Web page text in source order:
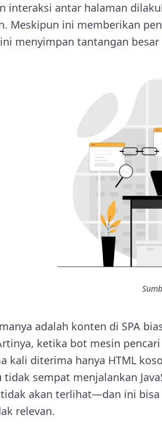
interaksi antar halaman
Meskipun ini memberikan
menyimpan tantangan
adalah konten di SPA
ketika bot mesin
kali diterima hanya HTML
tidak sempat menjalankan
akan terlihat—dan ini
relevan.